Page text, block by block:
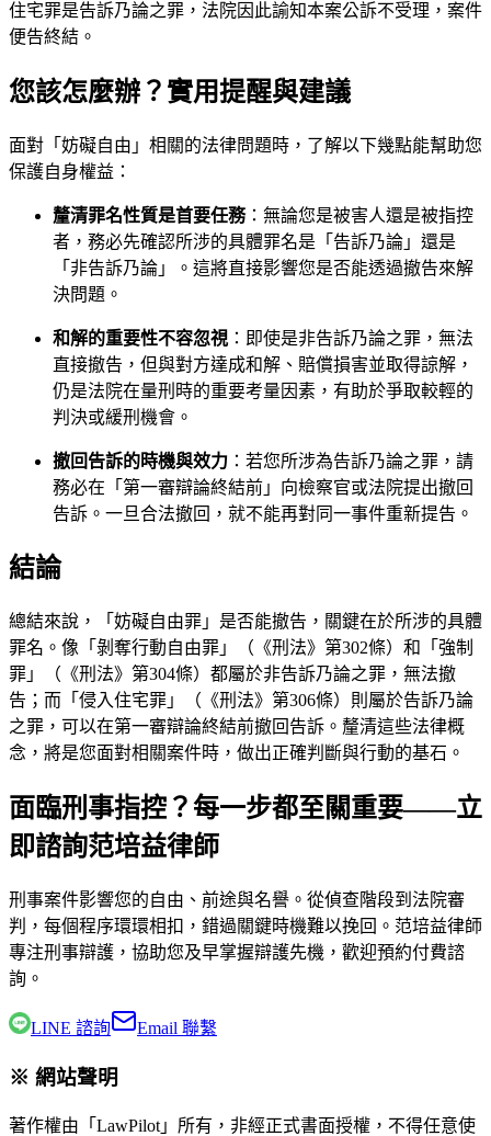
住宅罪是告訴乃論之罪，法院因此諭知本案公訴不受理，案件
便告終結。
您該怎麼辦？實用提醒與建議
面對「妨礙自由」相關的法律問題時，了解以下幾點能幫助您
保護自身權益：
釐清罪名性質是首要任務：無論您是被害人還是被指控
者，務必先確認所涉的具體罪名是「告訴乃論」還是
「非告訴乃論」。這將直接影響您是否能透過撤告來解
決問題。
和解的重要性不容忽視 ：即使是非告訴乃論之罪，無法
直接撤告，但與對方達成和解、賠償損害並取得諒解，
仍是法院在量刑時的重要考量因素，有助於爭取較輕的
判決或緩刑機會。
撤回告訴的時機與效力 ：若您所涉為告訴乃論之罪，請
務必在「第一審辯論終結前」向檢察官或法院提出撤回
告訴。一旦合法撤回，就不能再對同一事件重新提告。
結論
總結來說，「妨礙自由罪」是否能撤告，關鍵在於所涉的具體
罪名。像「剝奪行動自由罪」（《刑法》第302條）和「強制
罪」（《刑法》第304條）都屬於非告訴乃論之罪，無法撤
告；而「侵入住宅罪」（《刑法》第306條）則屬於告訴乃論
之罪，可以在第一審辯論終結前撤回告訴。釐清這些法律概
念，將是您面對相關案件時，做出正確判斷與行動的基石。
面臨刑事指控？每一步都至關重要——立
即諮詢范培益律師
刑事案件影響您的自由、前途與名譽。從偵查階段到法院審
判，每個程序環環相扣，錯過關鍵時機難以挽回。 范培益律師
專注刑事辯護，協助您及早掌握辯護先機，歡迎預約付費諮
詢。
LINE 諮詢 Email 聯繫
※ 網站聲明
著作權由「LawPilot」所有，非經正式書面授權，不得任意使